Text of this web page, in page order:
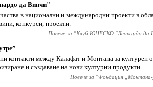
да Винчи"
в национални и международни проекти в
конкурси, проекти.
Повече за "Клуб ЮНЕСКО "Леонардо да
контакти между Калафат и Монтана за културен
и създаване на нови културни продукти.
Повече за "Фондация